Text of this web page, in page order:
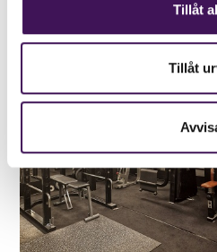
Tillåt
Tillåt